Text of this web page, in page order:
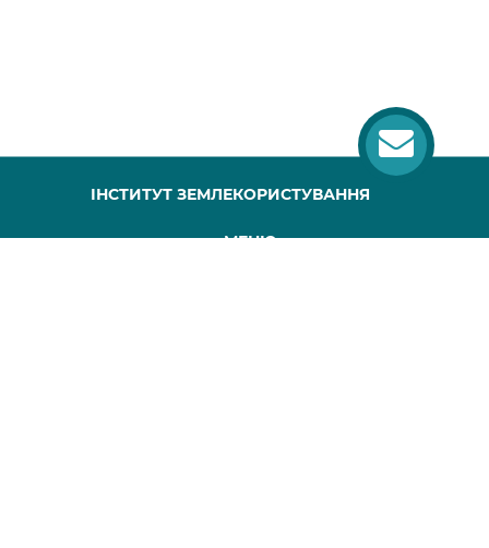
ІНСТИТУТ ЗЕМЛЕКОРИСТУВАННЯ
МЕНЮ